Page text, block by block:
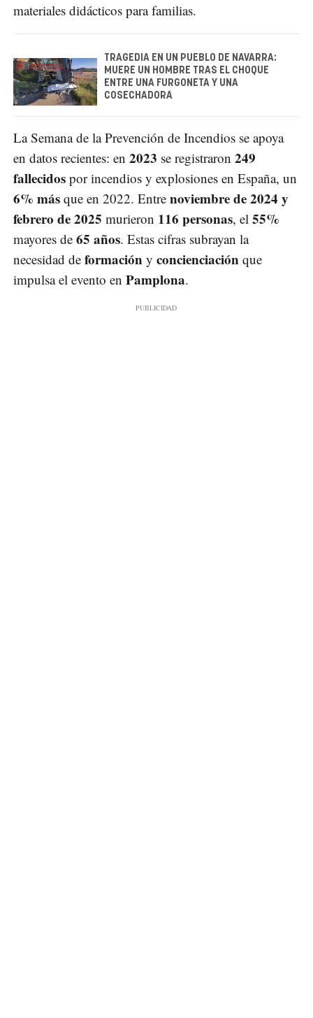
materiales didácticos para familias.
TRAGEDIA EN UN PUEBLO DE NAVARRA:
MUERE UN HOMBRE TRAS EL CHOQUE
ENTRE UNA FURGONETA Y UNA
COSECHADORA
La Semana de la Prevención de Incendios se apoya
en datos recientes: en 2023 se registraron 249
fallecidos por incendios y explosiones en España, un
6% más que en 2022. Entre noviembre de 2024 y
febrero de 2025 murieron 116 personas, el 55%
mayores de 65 años. Estas cifras subrayan la
necesidad de formación y concienciación que
impulsa el evento en Pamplona.